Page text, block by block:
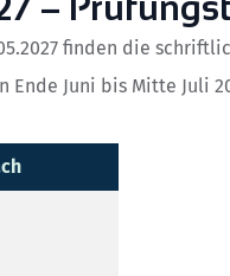
finden die
Juni bis Mitte Juli